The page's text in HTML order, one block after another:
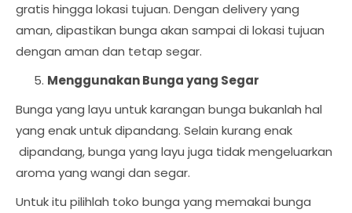
gratis hingga lokasi tujuan. Dengan delivery yang
aman, dipastikan bunga akan sampai di lokasi tujuan
dengan aman dan tetap segar.
Menggunakan Bunga yang Segar
Bunga yang layu untuk karangan bunga bukanlah hal
yang enak untuk dipandang. Selain kurang enak
dipandang, bunga yang layu juga tidak mengeluarkan
aroma yang wangi dan segar.
Untuk itu pilihlah toko bunga yang memakai bunga